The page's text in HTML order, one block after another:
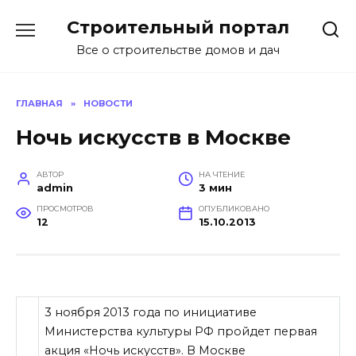
содержанию
Строительный портал
Все о строительстве домов и дач
ГЛАВНАЯ » НОВОСТИ
Ночь искусств в Москве
АВТОР
admin
НА ЧТЕНИЕ
3 мин
ПРОСМОТРОВ
12
ОПУБЛИКОВАНО
15.10.2013
3 ноября 2013 года по инициативе
Министерства культуры РФ пройдет первая
акция «Ночь искусств». В Москве